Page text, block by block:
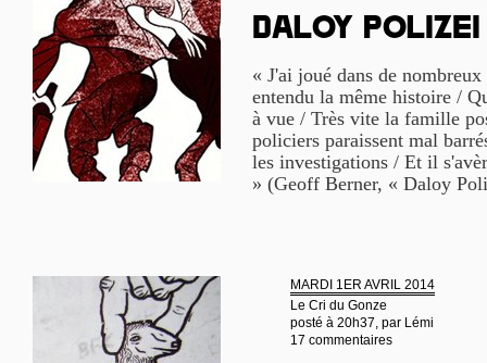
Daloy Polizei
« J'ai joué dans de
entendu la même histoire /
à vue / Très vite la famille
policiers paraissent mal
les investigations / Et il
» (Geoff Berner, « Daloy
MARDI 1ER AVRIL 2014
Le Cri du Gonze
posté à 20h37, par Lémi
17 commentaires